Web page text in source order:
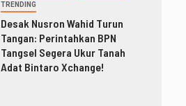
TRENDING
Desak Nusron Wahid Turun
Tangan: Perintahkan BPN
Tangsel Segera Ukur Tanah
Adat Bintaro Xchange!